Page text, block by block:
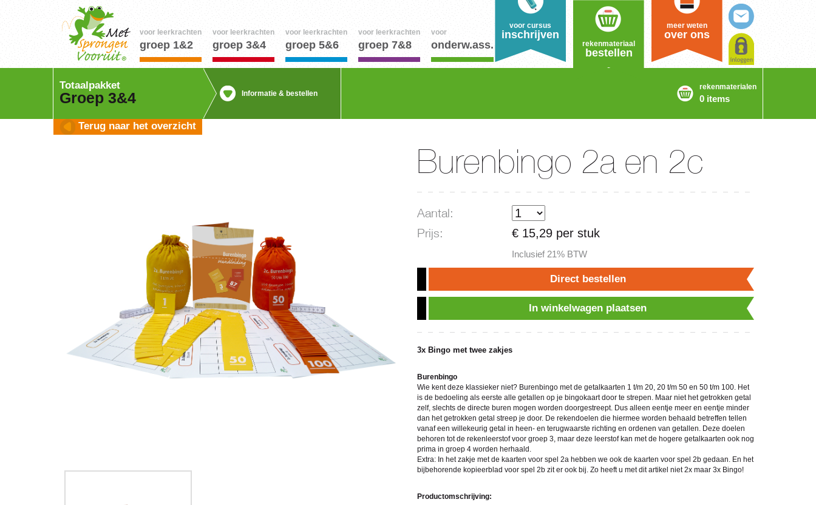
voor leerkrachten
groep 1&2
voor leerkrachten
groep 3&4
voor leerkrachten
groep 5&6
voor leerkrachten
groep 7&8
voor
onderw.ass.
voor cursus
inschrijven
rekenmateriaal
bestellen
meer weten
over ons
rekenmaterialen
0 items
Totaalpakket
Groep 3&4
Terug naar het overzicht
Informatie & bestellen
Burenbingo 2a en 2c
Aantal:
Prijs:
€ 15,29 per stuk
Inclusief 21% BTW
Direct bestellen
In winkelwagen plaatsen
3x Bingo met twee zakjes
Burenbingo
Wie kent deze klassieker niet? Burenbingo met de getalkaarten 1 t/m 20, 20 t/m 50 en 50 t/m 100. Het
is de bedoeling als eerste alle getallen op je bingokaart door te strepen. Maar niet het getrokken getal
zelf, slechts de directe buren mogen worden doorgestreept. Dus alleen eentje meer en eentje minder
dan het getrokken getal streep je door. De rekendoelen die hiermee worden behaald betreffen tellen
vanaf een willekeurig getal in heen- en terugwaarste richting en ordenen van getallen. Deze doelen
behoren tot de rekenleerstof voor groep 3, maar deze leerstof kan met de hogere getalkaarten ook nog
prima in groep 4 worden herhaald.
Extra: In het zakje met de kaarten voor spel 2a hebben we ook de kaarten voor spel 2b gedaan. En het
bijbehorende kopieerblad voor spel 2b zit er ook bij. Zo heeft u met dit artikel niet 2x maar 3x Bingo!
Productomschrijving: